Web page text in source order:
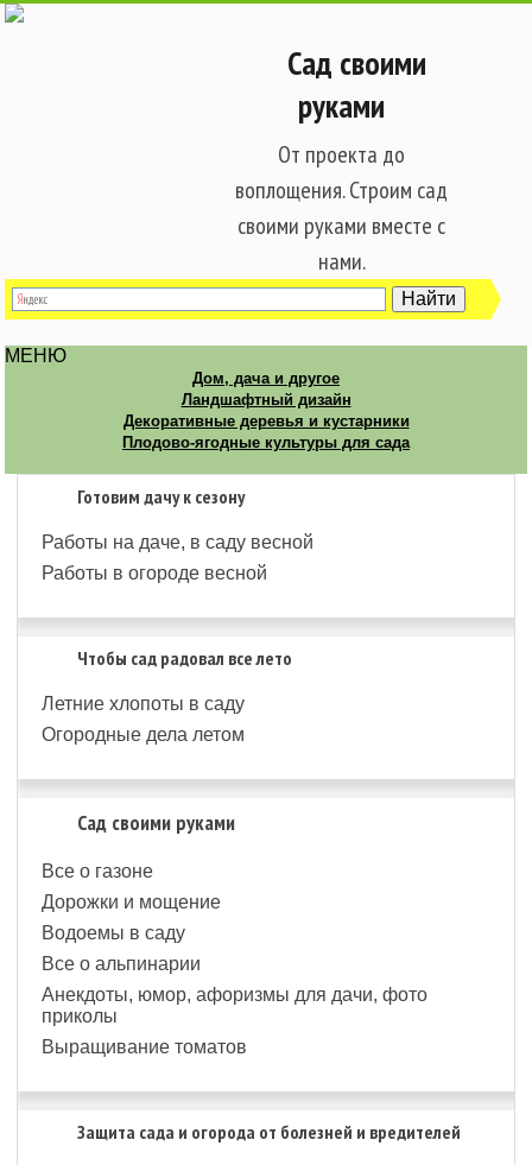
Сад своими
руками
От проекта до
воплощения. Строим сад
своими руками вместе с
нами.
МЕНЮ
Дом, дача и другое
Ландшафтный дизайн
Декоративные деревья и кустарники
Плодово-ягодные культуры для сада
Готовим дачу к сезону
Работы на даче, в саду весной
Работы в огороде весной
Чтобы сад радовал все лето
Летние хлопоты в саду
Огородные дела летом
Сад своими руками
Все о газоне
Дорожки и мощение
Водоемы в саду
Все о альпинарии
Анекдоты, юмор, афоризмы для дачи, фото
приколы
Выращивание томатов
Защита сада и огорода от болезней и вредителей